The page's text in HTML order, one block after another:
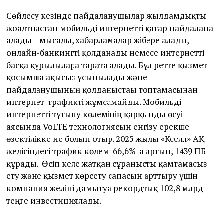
Сөйлесу кезінде пайдаланушылар жылдамдықты
жоғалтпастан мобильді интернетті қатар пайдалана
алады – мысалы, хабарламалар жібере алады,
онлайн-банкингті қолданады немесе интернетті
басқа құрылғыларға тарата алады. Бұл ретте қызмет
қосымша ақысыз ұсынылады және
пайдаланушының қолданыстағы топтамасынан
интернет-трафикті жұмсамайды. Мобильді
интернетті тұтыну көлемінің қарқынды өсуі
аясында VoLTE технологиясын енгізу ерекше
өзектілікке ие болып отыр. 2025 жылы «Кселл» АҚ
желісіндегі трафик көлемі 66,6%-ға артып, 1439 ПБ
құрады. Өсіп келе жатқан сұранысты қамтамасыз
ету және қызмет көрсету сапасын арттыру үшін
компания желіні дамытуға рекордтық 102,8 млрд
теңге инвестициялады.